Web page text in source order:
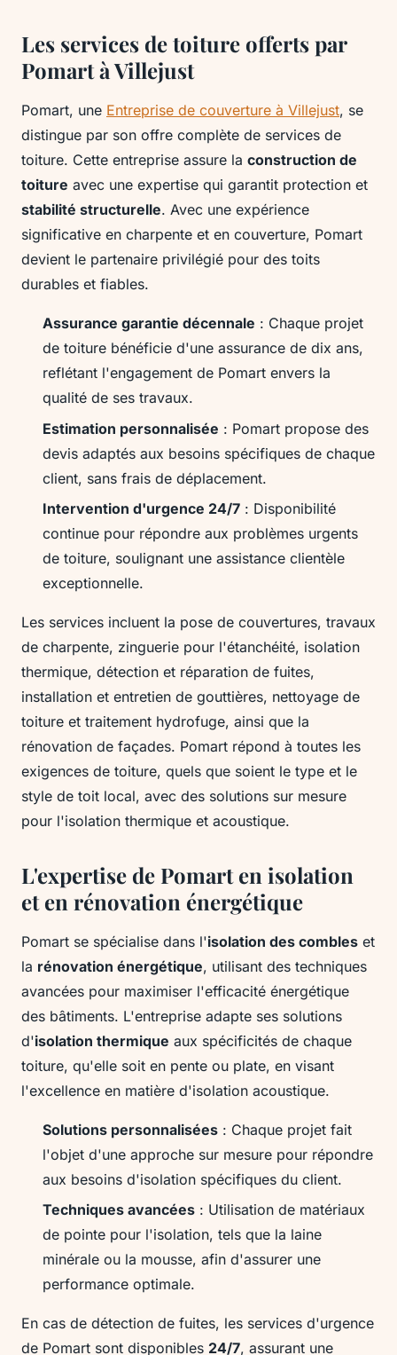
Les services de toiture offerts par
Pomart à Villejust
Pomart, une Entreprise de couverture à Villejust, se
distingue par son offre complète de services de
toiture. Cette entreprise assure la construction de
toiture avec une expertise qui garantit protection et
stabilité structurelle. Avec une expérience
significative en charpente et en couverture, Pomart
devient le partenaire privilégié pour des toits
durables et fiables.
Assurance garantie décennale : Chaque projet
de toiture bénéficie d'une assurance de dix ans,
reflétant l'engagement de Pomart envers la
qualité de ses travaux.
Estimation personnalisée : Pomart propose des
devis adaptés aux besoins spécifiques de chaque
client, sans frais de déplacement.
Intervention d'urgence 24/7 : Disponibilité
continue pour répondre aux problèmes urgents
de toiture, soulignant une assistance clientèle
exceptionnelle.
Les services incluent la pose de couvertures, travaux
de charpente, zinguerie pour l'étanchéité, isolation
thermique, détection et réparation de fuites,
installation et entretien de gouttières, nettoyage de
toiture et traitement hydrofuge, ainsi que la
rénovation de façades. Pomart répond à toutes les
exigences de toiture, quels que soient le type et le
style de toit local, avec des solutions sur mesure
pour l'isolation thermique et acoustique.
L'expertise de Pomart en isolation
et en rénovation énergétique
Pomart se spécialise dans l'isolation des combles et
la rénovation énergétique, utilisant des techniques
avancées pour maximiser l'efficacité énergétique
des bâtiments. L'entreprise adapte ses solutions
d'isolation thermique aux spécificités de chaque
toiture, qu'elle soit en pente ou plate, en visant
l'excellence en matière d'isolation acoustique.
Solutions personnalisées : Chaque projet fait
l'objet d'une approche sur mesure pour répondre
aux besoins d'isolation spécifiques du client.
Techniques avancées : Utilisation de matériaux
de pointe pour l'isolation, tels que la laine
minérale ou la mousse, afin d'assurer une
performance optimale.
En cas de détection de fuites, les services d'urgence
de Pomart sont disponibles 24/7, assurant une